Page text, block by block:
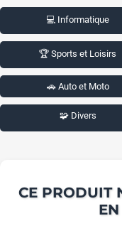
💻 Informatique
🏆 Sports et Loisirs
🚗 Auto et Moto
🧩 Divers
CE PRODUIT